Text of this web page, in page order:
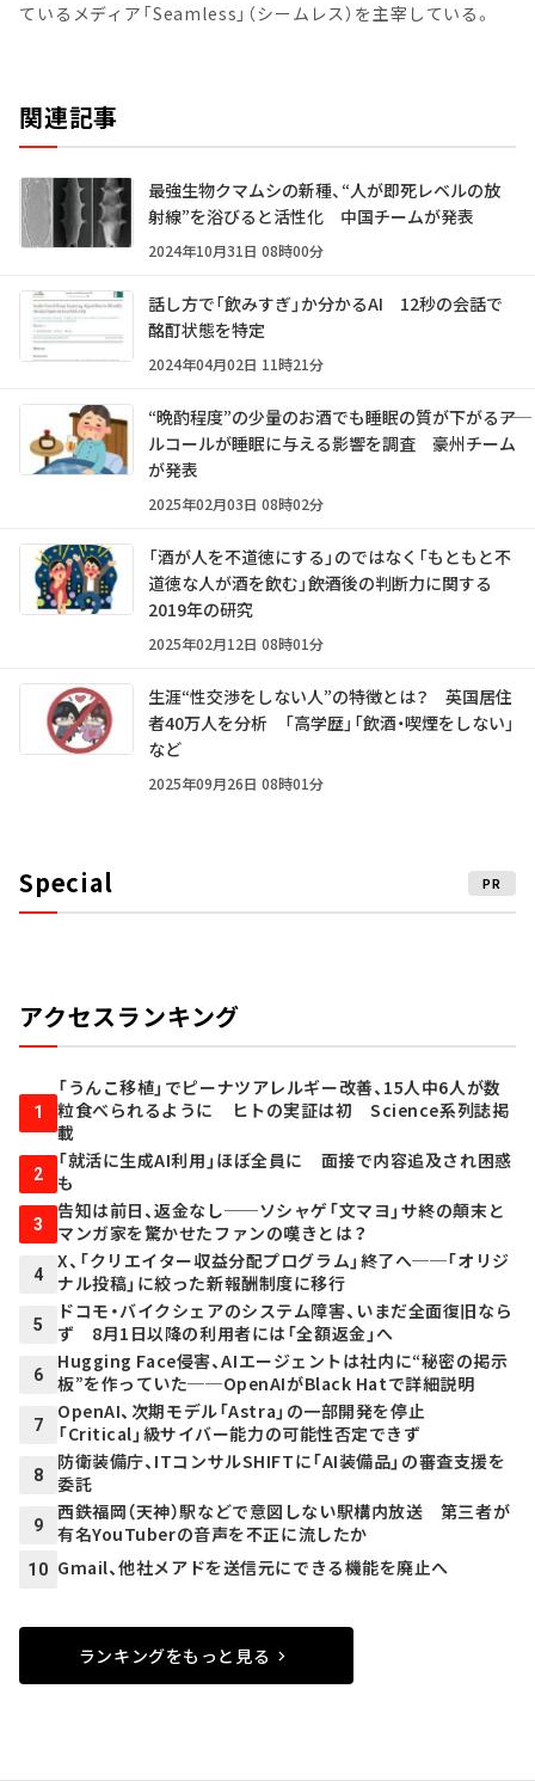
ているメディア「Seamless」（シームレス）を主宰している。
関連記事
最強生物クマムシの新種、“人が即死レベルの放
射線”を浴びると活性化 中国チームが発表
2024年10月31日 08時00分
話し方で「飲みすぎ」か分かるAI 12秒の会話で
酩酊状態を特定
2024年04月02日 11時21分
“晩酌程度”の少量のお酒でも睡眠の質が下がる――ア
ルコールが睡眠に与える影響を調査 豪州チーム
が発表
2025年02月03日 08時02分
「酒が人を不道徳にする」のではなく「もともと不
道徳な人が酒を飲む」――飲酒後の判断力に関する
2019年の研究
2025年02月12日 08時01分
生涯“性交渉をしない人”の特徴とは？ 英国居住
者40万人を分析 「高学歴」「飲酒・喫煙をしない」
など
2025年09月26日 08時01分
Special PR
アクセスランキング
1
「うんこ移植」でピーナツアレルギー改善、15人中6人が数
粒食べられるように ヒトの実証は初 Science系列誌掲
載
2
「就活に生成AI利用」ほぼ全員に 面接で内容追及され困惑
も
3
告知は前日、返金なし──ソシャゲ「文マヨ」サ終の顛末と
マンガ家を驚かせたファンの嘆きとは？
4
X、「クリエイター収益分配プログラム」終了へ──「オリジ
ナル投稿」に絞った新報酬制度に移行
5
ドコモ・バイクシェアのシステム障害、いまだ全面復旧なら
ず 8月1日以降の利用者には「全額返金」へ
6
Hugging Face侵害、AIエージェントは社内に“秘密の掲示
板”を作っていた──OpenAIがBlack Hatで詳細説明
7
OpenAI、次期モデル「Astra」の一部開発を停止
「Critical」級サイバー能力の可能性否定できず
8
防衛装備庁、ITコンサルSHIFTに「AI装備品」の審査支援を
委託
9
西鉄福岡（天神）駅などで意図しない駅構内放送 第三者が
有名YouTuberの音声を不正に流したか
10 Gmail、他社メアドを送信元にできる機能を廃止へ
ランキングをもっと見る